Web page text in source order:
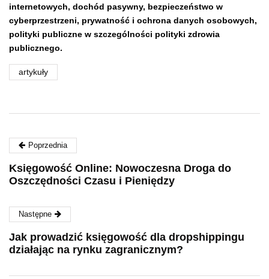
internetowych, dochód pasywny, bezpieczeństwo w
cyberprzestrzeni, prywatność i ochrona danych osobowych,
polityki publiczne w szczególności polityki zdrowia
publicznego.
artykuły
Poprzednia
Księgowość Online: Nowoczesna Droga do
Oszczędności Czasu i Pieniędzy
Następne
Jak prowadzić księgowość dla dropshippingu
działając na rynku zagranicznym?